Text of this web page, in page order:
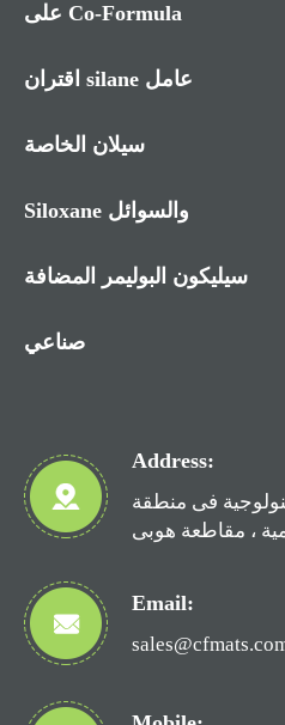
على Co-Formula
اقتران silane عامل
سيلان الخاصة
Siloxane والسوائل
سيليكون البوليمر المضافة
صناعي
Address:
فى منطقة
، مقاطعة هوبى
Email: